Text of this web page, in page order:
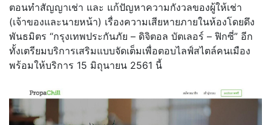
ตอนทำสัญญาเช่า และ แก้ปัญหาความกังวลของผู้ให้เช่า
(เจ้าของและนายหน้า) เรื่องความเสียหายภายในห้องโดยดึง
พันธมิตร “กรุงเทพประกันภัย – ดิจิตอล บัตเลอร์ – ฟิกซี่” อีก
ทั้งเตรียมบริการเสริมแบบจัดเต็มเพื่อตอบไลฟ์สไตล์คนเมือง
พร้อมให้บริการ 15 มิถุนายน 2561 นี้